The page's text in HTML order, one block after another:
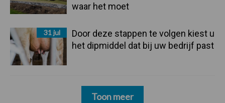
waar het moet
31 jul
Door deze stappen te volgen kiest u
het dipmiddel dat bij uw bedrijf past
Toon meer